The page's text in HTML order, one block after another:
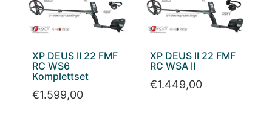
XP DEUS II 22 FMF
RC WS6
Komplettset
€1.599,00
XP DEUS II 22 FMF
RC WSA II
€1.449,00